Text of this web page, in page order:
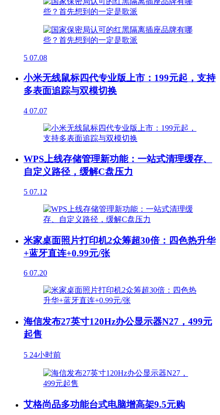
5 07.08
小米无线鼠标四代专业版上市：199元起，支持
多表面追踪与双模切换
4 07.07
WPS上线存储管理新功能：一站式清理缓存、
自定义路径，缓解C盘压力
5 07.12
米家桌面照片打印机2众筹超30倍：四色热升华
+蓝牙直连+0.99元/张
6 07.20
海信发布27英寸120Hz办公显示器N27，499元
起售
5 24小时前
艾格尚品多功能台式电脑增高架9.5元购